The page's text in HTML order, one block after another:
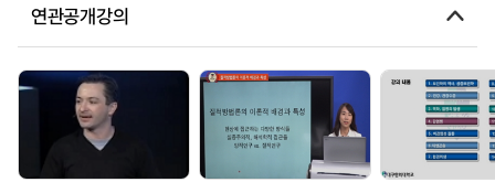
연관공개강의